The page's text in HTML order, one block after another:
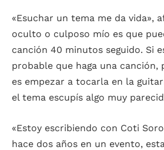
«Esuchar un tema me da vida»,
oculto o culposo mío es que
canción 40 minutos seguido. Si
probable que haga una canción,
es empezar a tocarla en la
el tema escupís algo muy
«Estoy escribiendo con Coti
hace dos años en un evento,